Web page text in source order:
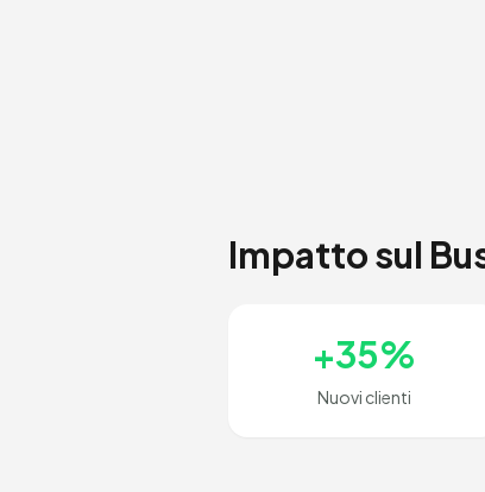
Impatto sul
+35%
Nuovi clienti